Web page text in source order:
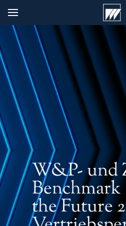
W&P- und
the Future